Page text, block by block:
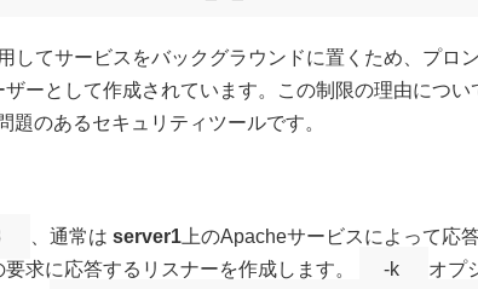
してサービスをバックグラウンドに置くため、プロ
ーとして作成されています。この制限の理由につ
のあるセキュリティツールです。
、通常は server1 上のApacheサービスによって応
求に応答するリスナーを作成します。
-k
オプ